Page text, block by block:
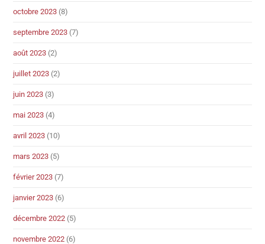
octobre 2023 (8)
septembre 2023 (7)
août 2023 (2)
juillet 2023 (2)
juin 2023 (3)
mai 2023 (4)
avril 2023 (10)
mars 2023 (5)
février 2023 (7)
janvier 2023 (6)
décembre 2022 (5)
novembre 2022 (6)